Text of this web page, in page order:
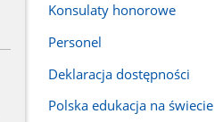
Konsulaty honorowe
Personel
Deklaracja dostępności
Polska edukacja na świecie